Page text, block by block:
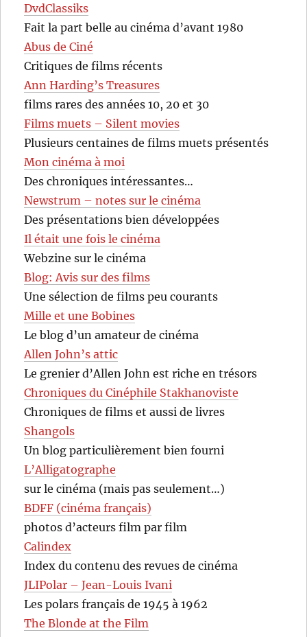
DvdClassiks
Fait la part belle au cinéma d’avant 1980
Abus de Ciné
Critiques de films récents
Ann Harding’s Treasures
films rares des années 10, 20 et 30
Films muets – Silent movies
Plusieurs centaines de films muets présentés
Mon cinéma à moi
Des chroniques intéressantes…
Newstrum – notes sur le cinéma
Des présentations bien développées
Il était une fois le cinéma
Webzine sur le cinéma
Blog: Avis sur des films
Une sélection de films peu courants
Mille et une Bobines
Le blog d’un amateur de cinéma
Allen John’s attic
Le grenier d’Allen John est riche en trésors
Chroniques du Cinéphile Stakhanoviste
Chroniques de films et aussi de livres
Shangols
Un blog particulièrement bien fourni
L’Alligatographe
sur le cinéma (mais pas seulement…)
BDFF (cinéma français)
photos d’acteurs film par film
Calindex
Index du contenu des revues de cinéma
JLIPolar – Jean-Louis Ivani
Les polars français de 1945 à 1962
The Blonde at the Film